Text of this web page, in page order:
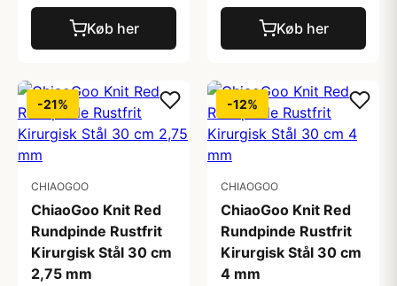
Køb her Køb her
-21%
CHIAOGOO
ChiaoGoo Knit Red
Rundpinde Rustfrit
Kirurgisk Stål 30 cm
2,75 mm
-12%
CHIAOGOO
ChiaoGoo Knit Red
Rundpinde Rustfrit
Kirurgisk Stål 30 cm
4 mm